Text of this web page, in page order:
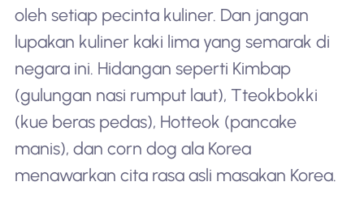
oleh setiap pecinta kuliner. Dan jangan
lupakan kuliner kaki lima yang semarak di
negara ini. Hidangan seperti Kimbap
(gulungan nasi rumput laut), Tteokbokki
(kue beras pedas), Hotteok (pancake
manis), dan corn dog ala Korea
menawarkan cita rasa asli masakan Korea.